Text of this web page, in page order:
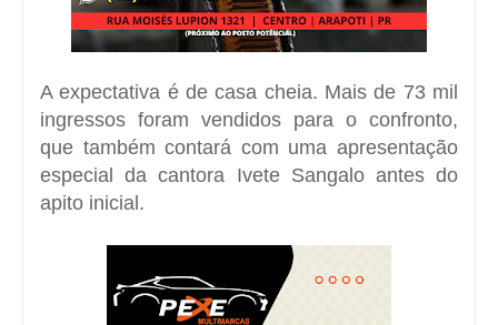
A expectativa é de casa cheia. Mais de 73 mil
ingressos foram vendidos para o confronto,
que também contará com uma apresentação
especial da cantora Ivete Sangaloantes do
apito inicial.